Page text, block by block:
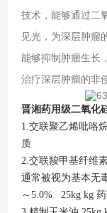
技术，能够通过二
见光，为深层肿瘤
能够抑制肿瘤生长
治疗深层肿瘤的非
晋湘药用级二氧化
1.交联聚乙烯吡咯
质
2.交联羧甲基纤维
通常被视为基本无
～5.0% 25kg kg